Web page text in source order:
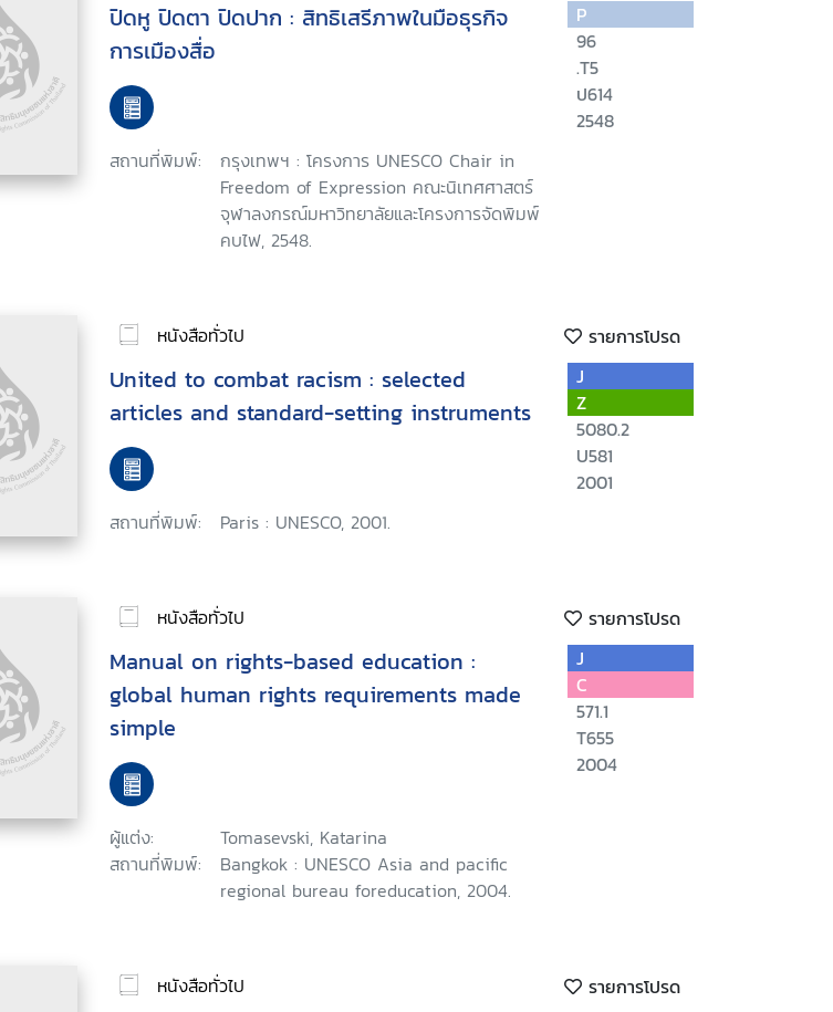
ปิดหู ปิดตา ปิดปาก : สิทธิเสรีภาพในมือธุรกิจ
การเมืองสื่อ
สถานที่พิมพ์:
กรุงเทพฯ : โครงการ UNESCO Chair in
Freedom of Expression คณะนิเทศศาสตร์
จุฬาลงกรณ์มหาวิทยาลัยและโครงการจัดพิมพ์
คบไฟ, 2548.
P
96
.T5
ป614
2548
หนังสือทั่วไป รายการโปรด
United to combat racism : selected
articles and standard-setting instruments
สถานที่พิมพ์: Paris : UNESCO, 2001.
J
Z
5080.2
U581
2001
หนังสือทั่วไป รายการโปรด
Manual on rights-based education :
global human rights requirements made
simple
ผู้แต่ง:
Tomasevski, Katarina
สถานที่พิมพ์:
Bangkok : UNESCO Asia and pacific
regional bureau foreducation, 2004.
J
C
571.1
T655
2004
หนังสือทั่วไป รายการโปรด